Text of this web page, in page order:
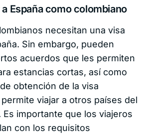
España como colombiano
necesitan una visa
Sin embargo, pueden
acuerdos que les permiten
estancias cortas, así como
obtención de la visa
viajar a otros países del
importante que los viajeros
con los requisitos